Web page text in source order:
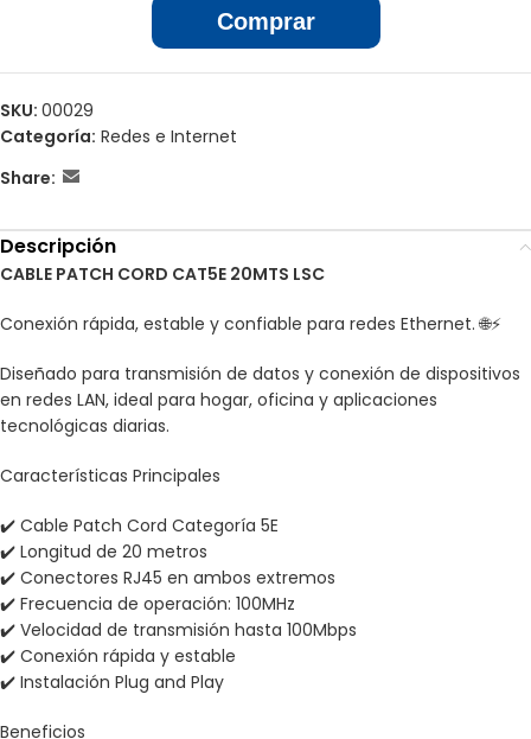
Comprar
SKU: 00029
Categoría: Redes e Internet
Share:
Descripción
CABLE PATCH CORD CAT5E 20MTS LSC
Conexión rápida, estable y confiable para redes Ethernet. 🌐⚡
Diseñado para transmisión de datos y conexión de dispositivos
en redes LAN, ideal para hogar, oficina y aplicaciones
tecnológicas diarias.
Características Principales
✔️ Cable Patch Cord Categoría 5E
✔️ Longitud de 20 metros
✔️ Conectores RJ45 en ambos extremos
✔️ Frecuencia de operación: 100MHz
✔️ Velocidad de transmisión hasta 100Mbps
✔️ Conexión rápida y estable
✔️ Instalación Plug and Play
Beneficios